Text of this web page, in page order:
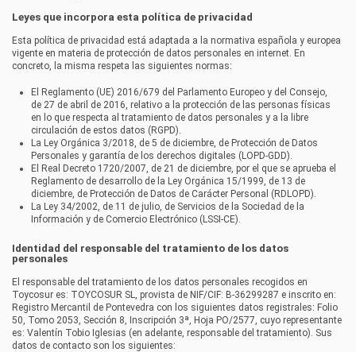
Leyes que incorpora esta política de privacidad
Esta política de privacidad está adaptada a la normativa española y europea
vigente en materia de protección de datos personales en internet. En
concreto, la misma respeta las siguientes normas:
El Reglamento (UE) 2016/679 del Parlamento Europeo y del Consejo,
de 27 de abril de 2016, relativo a la protección de las personas físicas
en lo que respecta al tratamiento de datos personales y a la libre
circulación de estos datos (RGPD).
La Ley Orgánica 3/2018, de 5 de diciembre, de Protección de Datos
Personales y garantía de los derechos digitales (LOPD-GDD).
El Real Decreto 1720/2007, de 21 de diciembre, por el que se aprueba el
Reglamento de desarrollo de la Ley Orgánica 15/1999, de 13 de
diciembre, de Protección de Datos de Carácter Personal (RDLOPD).
La Ley 34/2002, de 11 de julio, de Servicios de la Sociedad de la
Información y de Comercio Electrónico (LSSI-CE).
Identidad del responsable del tratamiento de los datos
personales
El responsable del tratamiento de los datos personales recogidos en
Toycosur es: TOYCOSUR SL, provista de NIF/CIF: B-36299287 e inscrito en:
Registro Mercantil de Pontevedra con los siguientes datos registrales: Folio
50, Tomo 2053, Sección 8, Inscripción 3ª, Hoja PO/2577, cuyo representante
es: Valentín Tobio Iglesias (en adelante, responsable del tratamiento). Sus
datos de contacto son los siguientes: